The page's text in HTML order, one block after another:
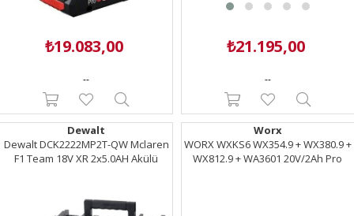
₺19.083,00
--
₺21.195,00
--
Dewalt
Dewalt DCK2222MP2T-QW Mclaren
F1 Team 18V XR 2x5.0AH Akülü
Worx
WORX WXKS6 WX354.9 + WX380.9 +
WX812.9 + WA3601 20V/2Ah Pro